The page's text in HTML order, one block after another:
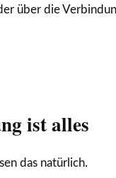
über die
ist alles
das natürlich.